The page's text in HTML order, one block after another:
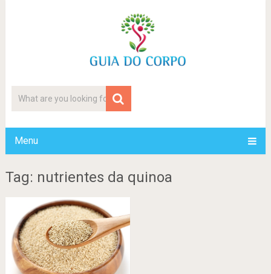
Menu
Tag: nutrientes da quinoa